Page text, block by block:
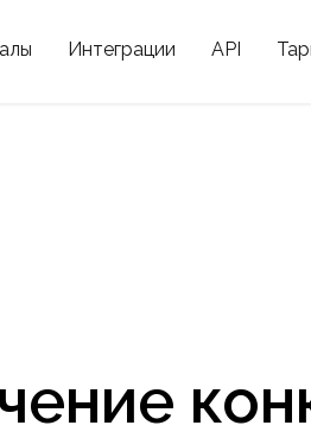
Интеграции API